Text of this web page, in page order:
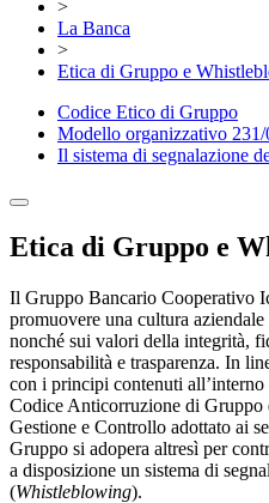
>
La Banca
>
Etica di Gruppo e
Codice Etico di Gruppo
Modello organizzativo 231/
Il sistema di segnalazione
Etica di Gruppo e
Il Gruppo Bancario Cooperativo
promuovere una cultura
nonché sui valori della integrità,
responsabilità e trasparenza. In
con i principi contenuti
Codice Anticorruzione di
Gestione e Controllo adottato ai
Gruppo si adopera altresì per
a disposizione un sistema di
(Whistleblowing).